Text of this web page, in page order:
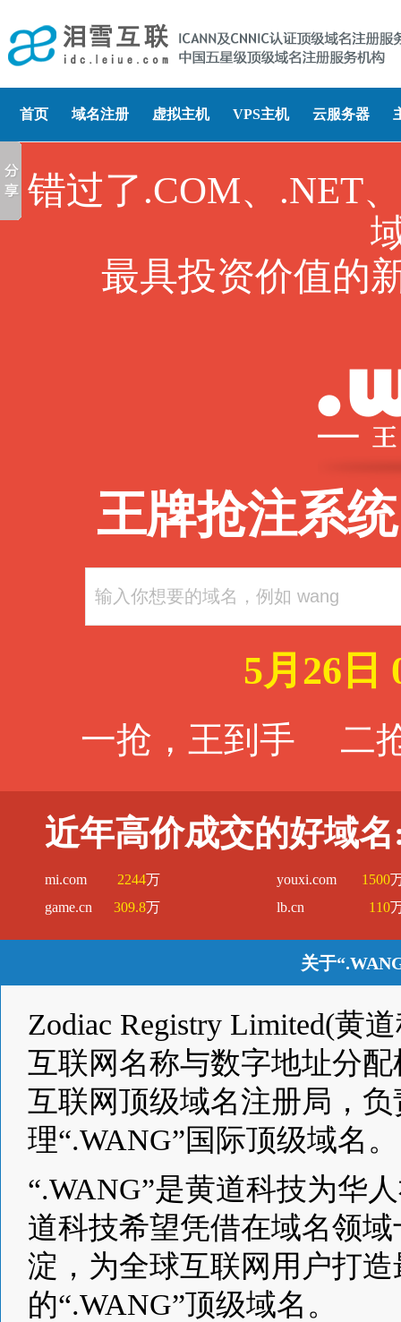
首页 域名注册 虚拟主机 VPS主机 云服务器
错过了.COM、.NET
最具投资价值的
王牌抢注系
5月26日
一抢，王到手 二
近年高价成交的好域
mi.com 2244万 youxi.com 1500
game.cn
309.8万 lb.cn 110
关于
Zodiac Registry Limited(黄
互联网名称与数字地址分
互联网顶级域名注册局，
理“.WANG”国际顶级域名。
“.WANG”是黄道科技为华
道科技希望凭借在域名领
淀，为全球互联网用户打
的“.WANG”顶级域名。